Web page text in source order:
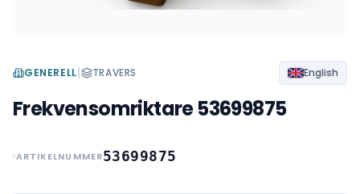
GENERELL| TRAVERS English
Frekvensomriktare 53699875
ARTIKELNUMMER53699875